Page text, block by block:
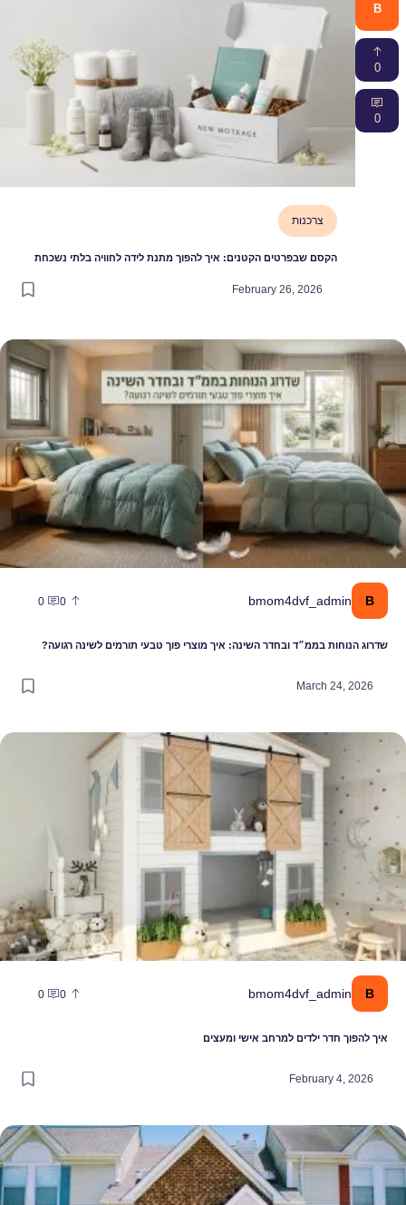
B
0
0
צרכנות
הקסם שבפרטים הקטנים: איך להפוך מתנת לידה לחוויה בלתי נשכחת
February 26, 2026
B
bmom4dvf_admin
0
0
שדרוג הנוחות בממ״ד ובחדר השינה: איך מוצרי פוך טבעי תורמים לשינה רגועה?
March 24, 2026
שדרוג הנוחות בממ״ד ובחדר השינה: איך מוצרי פוך טבעי תורמים לשינה
B
bmom4dvf_admin
0
0
איך להפוך חדר ילדים למרחב אישי ומעצים
February 4, 2026
איך להפוך חדר ילדים למרחב אישי ומעצים
למה המקום שבו תבחרו לגדל את הילדים שלכם יקבע כמה מאושרים תהיו